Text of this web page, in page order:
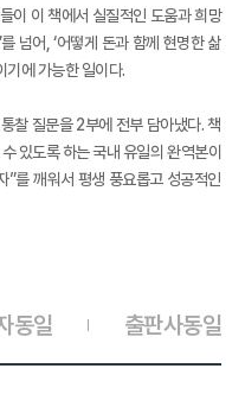
이 이 책에서 실질적인 도움과 희망
넘어, ‘어떻게 돈과 함께 현명한 삶
기에 가능한 일이다.
찰 질문을 2부에 전부 담아냈다. 책
있도록 하는 국내 유일의 완역본이
”를 깨워서 평생 풍요롭고 성공적인
출판사동일
동일